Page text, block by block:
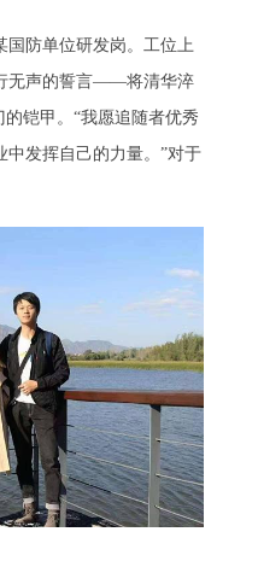
国防单位研发岗。工位上
无声的誓言——将清华淬
铠甲。“我愿追随者优秀
中发挥自己的力量。”对于